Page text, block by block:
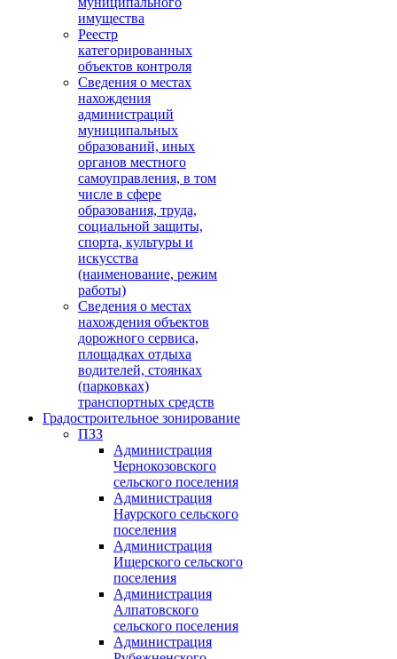
имущества
Реестр
категорированных
объектов контроля
Сведения о местах
нахождения
администраций
муниципальных
образований, иных
органов местного
самоуправления, в том
числе в сфере
образования, труда,
социальной защиты,
спорта, культуры и
искусства
(наименование, режим
работы)
Сведения о местах
нахождения объектов
дорожного сервиса,
площадках отдыха
водителей, стоянках
(парковках)
транспортных средств
Градостроительное зонирование
ПЗЗ
Администрация
Чернокозовского
сельского поселения
Администрация
Наурского сельского
поселения
Администрация
Ищерского сельского
поселения
Администрация
Алпатовского
сельского поселения
Администрация